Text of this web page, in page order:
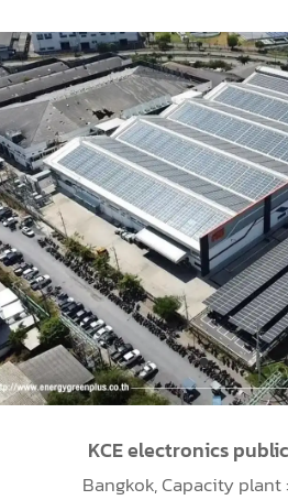
Phra Nakhon Si Ayuttaya,